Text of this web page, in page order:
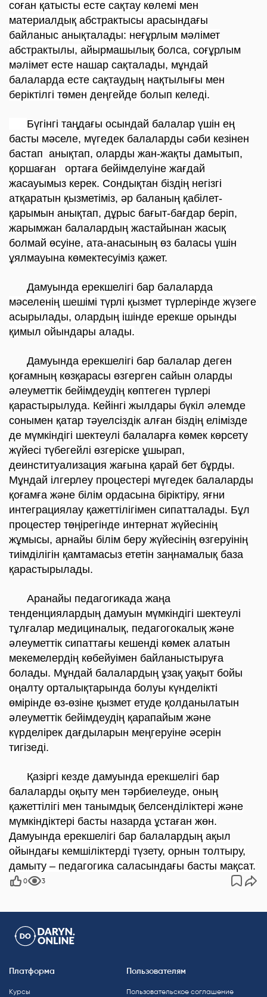
соған қатысты есте сақтау көлемі мен
материалдық абстрактысы арасындағы
байланыс анықталады: неғұрлым мәлімет
абстрактылы, айырмашылық болса, соғұрлым
мәлімет есте нашар сақталады, мұндай
балаларда есте сақтаудың нақтылығы мен
беріктілгі төмен деңгейде болып келеді.
Бүгінгі таңдағы осындай балалар үшін ең
басты мәселе, мүгедек балаларды сәби кезінен
бастап анықтап, оларды жан-жақты дамытып,
қоршаған ортаға бейімделуіне жағдай
жасауымыз керек. Сондықтан біздің негізгі
атқаратын қызметіміз, әр баланың қабілет-
қарымын анықтап, дұрыс бағыт-бағдар беріп,
жарымжан балалардың жастайынан жасық
болмай өсуіне, ата-анасының өз баласы үшін
ұялмауына көмектесуіміз қажет.
Дамуында ерекшелігі бар балаларда
мәселенің шешімі түрлі қызмет түрлерінде жүзеге
асырылады, олардың ішінде ерекше орынды
қимыл ойындары алады.
Дамуында ерекшелігі бар балалар деген
қоғамның көзқарасы өзгерген сайын оларды
әлеуметтік бейімдеудің көптеген түрлері
қарастырылуда. Кейінгі жылдары бүкіл әлемде
сонымен қатар тәуелсіздік алған біздің елімізде
де мүмкіндігі шектеулі балаларға көмек көрсету
жүйесі түбегейлі өзгеріске ұшырап,
деинституализация жағына қарай бет бұрды.
Мұндай ілгерлеу процестері мүгедек балаларды
қоғамға және білім ордасына біріктіру, яғни
интеграциялау қажеттілігімен сипатталады. Бұл
процестер төңірегінде интернат жүйесінің
жұмысы, арнайы білім беру жүйесінің өзгеруінің
тиімділігін қамтамасыз ететін заңнамалық база
қарастырылады.
Аранайы педагогикада жаңа
тенденциялардың дамуын мүмкіндігі шектеулі
тұлғалар медициналық, педагогокалық және
әлеуметтік сипаттағы кешенді көмек алатын
мекемелердің көбейуімен байланыстыруға
болады. Мұндай балалардың ұзақ уақыт бойы
оңалту орталықтарында болуы күнделікті
өмірінде өз-өзіне қызмет етуде қолданылатын
әлеуметтік бейімдеудің қарапайым және
күрделірек дағдыларын меңгеруіне әсерін
тигізеді.
Қазіргі кезде дамуында ерекшелігі бар
балаларды оқыту мен тәрбиелеуде, оның
қажеттілігі мен танымдық белсенділіктері және
мүмкіндіктері басты назарда ұстаған жөн.
Дамуында ерекшелігі бар балалардың ақыл
ойындағы кемшіліктерді түзету, орнын толтыру,
дамыту – педагогика саласындағы басты мақсат.
0 3
Платформа
Курсы
Пользователям
Пользовательское соглашение